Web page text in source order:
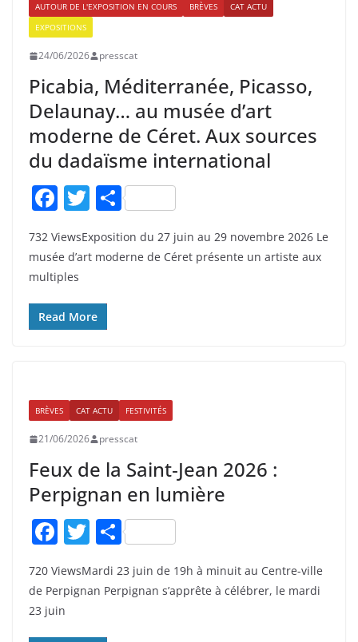
AUTOUR DE L'EXPOSITION EN COURS BRÈVES
CAT ACTU
EXPOSITIONS
24/06/2026 presscat
Picabia, Méditerranée, Picasso,
Delaunay… au musée d’art
moderne de Céret. Aux sources
du dadaïsme international
F
a
c
e
b
o
T
itt
P
ar
ta
732 ViewsExposition du 27 juin au 29 novembre 2026 Le
musée d’art moderne de Céret présente un artiste aux
multiples
Read More
BRÈVES CAT ACTU FESTIVITÉS
21/06/2026 presscat
Feux de la Saint‑Jean 2026 :
Perpignan en lumière
F
a
c
e
b
T
w
itt
P
ar
ta
g
720 ViewsMardi 23 juin de 19h à minuit au Centre-ville
de Perpignan Perpignan s’apprête à célébrer, le mardi
23 juin